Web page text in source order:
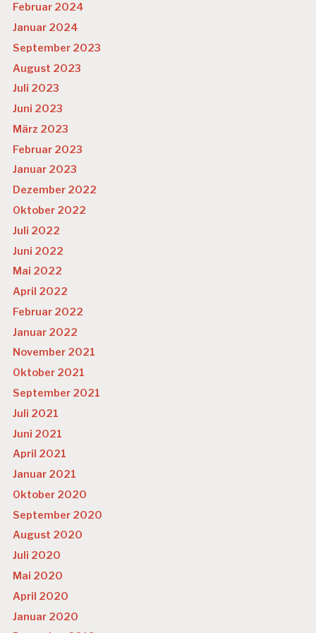
Februar 2024
Januar 2024
September 2023
August 2023
Juli 2023
Juni 2023
März 2023
Februar 2023
Januar 2023
Dezember 2022
Oktober 2022
Juli 2022
Juni 2022
Mai 2022
April 2022
Februar 2022
Januar 2022
November 2021
Oktober 2021
September 2021
Juli 2021
Juni 2021
April 2021
Januar 2021
Oktober 2020
September 2020
August 2020
Juli 2020
Mai 2020
April 2020
Januar 2020